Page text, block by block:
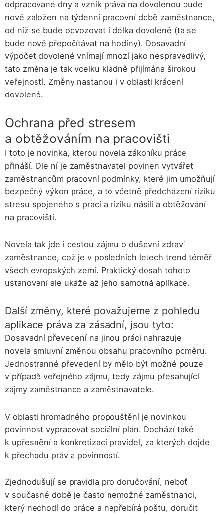
odpracované dny a vznik práva na dovolenou bude
nově založen na týdenní pracovní době zaměstnance,
od níž se bude odvozovat i délka dovolené (ta se
bude nově přepočítávat na hodiny). Dosavadní
výpočet dovolené vnímají mnozí jako nespravedlivý,
tato změna je tak vcelku kladně přijímána širokou
veřejností. Změny nastanou i v oblasti krácení
dovolené.
Ochrana před stresem
a obtěžováním na pracovišti
I toto je novinka, kterou novela zákoníku práce
přináší. Dle ní je zaměstnavatel povinen vytvářet
zaměstnancům pracovní podmínky, které jim umožňují
bezpečný výkon práce, a to včetně předcházení riziku
stresu spojeného s prací a riziku násilí a obtěžování
na pracovišti.
Novela tak jde i cestou zájmu o duševní zdraví
zaměstnance, což je v posledních letech trend téměř
všech evropských zemí. Praktický dosah tohoto
ustanovení ale ukáže až jeho samotná aplikace.
Další změny, které považujeme z pohledu
aplikace práva za zásadní, jsou tyto:
Dosavadní převedení na jinou práci nahrazuje
novela smluvní změnou obsahu pracovního poměru.
Jednostranné převedení by mělo být možné pouze
v případě veřejného zájmu, tedy zájmu přesahující
zájmy zaměstnance a zaměstnavatele.
V oblasti hromadného propouštění je novinkou
povinnost vypracovat sociální plán. Dochází také
k upřesnění a konkretizaci pravidel, za kterých dojde
k přechodu práv a povinností.
Zjednodušují se pravidla pro doručování, neboť
v současné době je často nemožné zaměstnanci,
který nechodí do práce a nepřebírá poštu, doručit